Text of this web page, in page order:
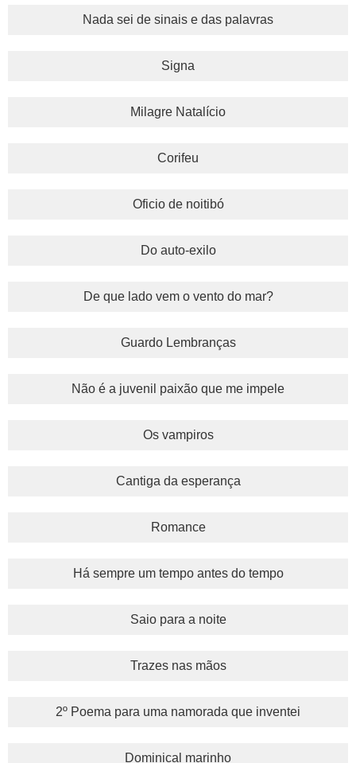
Nada sei de sinais e das palavras
Signa
Milagre Natalício
Corifeu
Oficio de noitibó
Do auto-exilo
De que lado vem o vento do mar?
Guardo Lembranças
Não é a juvenil paixão que me impele
Os vampiros
Cantiga da esperança
Romance
Há sempre um tempo antes do tempo
Saio para a noite
Trazes nas mãos
2º Poema para uma namorada que inventei
Dominical marinho